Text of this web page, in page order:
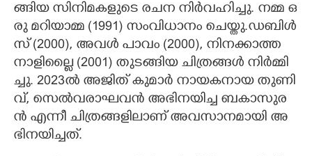
ങ്ങി​യ​ ​സി​നി​മ​ക​ളു​ടെ​ ​ര​ച​ന​ ​നി​ർ​വ​ഹി​ച്ചു.​ ​ന​മ്മ​ ​ഒ​
രു​ ​മ​റി​യാ​മ്മ​ ​(1991​)​ ​സം​വി​ധാ​നം​ ​ചെ​യ്തു.​ഡ​ബി​ൾ​
സ് ​(2000​),​ ​അ​വ​ൾ​ ​പാ​വം​ ​(2000​),​ ​നി​ന​ക്കാ​ത്ത​ ​
നാ​ളി​ല്ലൈ​ ​(2001​)​ ​തു​ട​ങ്ങി​യ​ ​ചി​ത്ര​ങ്ങ​ൾ​ ​നി​ർ​മ്മി​
ച്ചു.​ 2023​ൽ​ ​അ​ജി​ത് ​കു​മാ​ർ​ ​നാ​യ​ക​നാ​യ​ ​തു​ണി​
വ്,​ ​സെ​ൽ​വ​രാ​ഘ​വ​ൻ​ ​അ​ഭി​ന​യി​ച്ച​ ​ബ​കാ​സു​ര​
ൻ​ ​എ​ന്നീ​ ​ചി​ത്ര​ങ്ങ​ളി​ലാ​ണ് ​അ​വ​സാ​ന​മാ​യി​ ​അ​
ഭി​ന​യി​ച്ച​ത്.​